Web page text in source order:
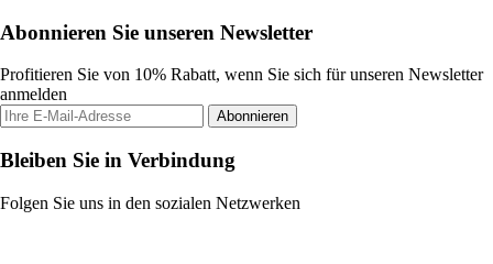
Abonnieren Sie unseren Newsletter
Profitieren Sie von 10% Rabatt, wenn Sie sich für unseren Newsletter
anmelden
Abonnieren
Bleiben Sie in Verbindung
Folgen Sie uns in den sozialen Netzwerken